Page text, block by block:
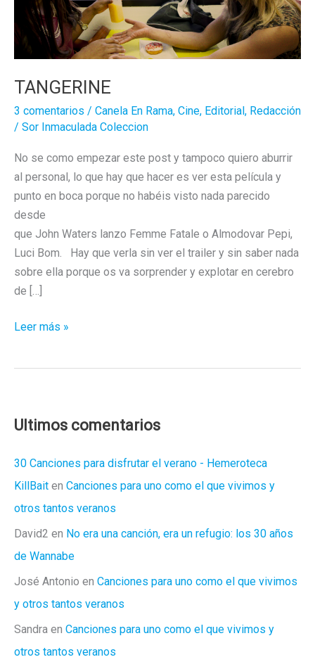
TANGERINE
3 comentarios / Canela En Rama, Cine, Editorial, Redacción
/ Sor Inmaculada Coleccion
No se como empezar este post y tampoco quiero aburrir
al personal, lo que hay que hacer es ver esta película y
punto en boca porque no habéis visto nada parecido
desde
que John Waters lanzo Femme Fatale o Almodovar Pepi,
Luci Bom. Hay que verla sin ver el trailer y sin saber nada
sobre ella porque os va sorprender y explotar en cerebro
de […]
TANGERINE
Leer más »
Ultimos comentarios
30 Canciones para disfrutar el verano - Hemeroteca
KillBait en Canciones para uno como el que vivimos y
otros tantos veranos
David2 en No era una canción, era un refugio: los 30 años
de Wannabe
José Antonio en Canciones para uno como el que vivimos
y otros tantos veranos
Sandra en Canciones para uno como el que vivimos y
otros tantos veranos